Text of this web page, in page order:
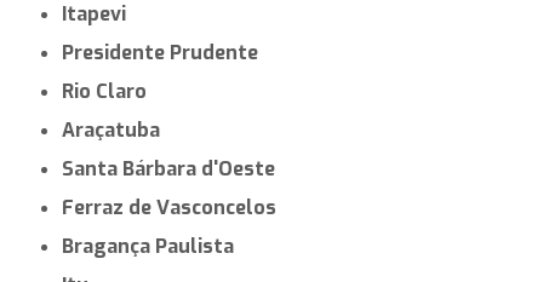
Itapevi
Presidente Prudente
Rio Claro
Araçatuba
Santa Bárbara d'Oeste
Ferraz de Vasconcelos
Bragança Paulista